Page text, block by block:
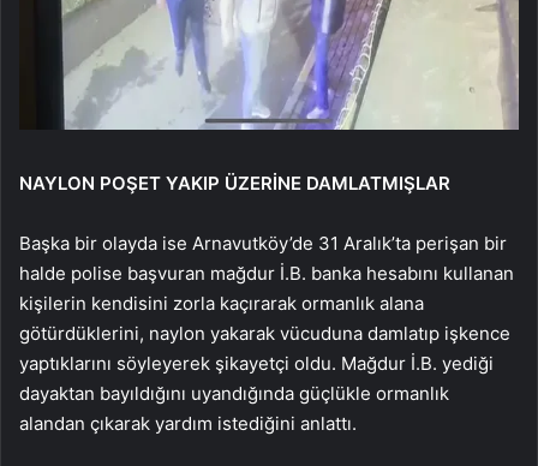
NAYLON POŞET YAKIP ÜZERİNE DAMLATMIŞLAR
Başka bir olayda ise Arnavutköy’de 31 Aralık’ta perişan bir
halde polise başvuran mağdur İ.B. banka hesabını kullanan
kişilerin kendisini zorla kaçırarak ormanlık alana
götürdüklerini, naylon yakarak vücuduna damlatıp işkence
yaptıklarını söyleyerek şikayetçi oldu. Mağdur İ.B. yediği
dayaktan bayıldığını uyandığında güçlükle ormanlık
alandan çıkarak yardım istediğini anlattı.